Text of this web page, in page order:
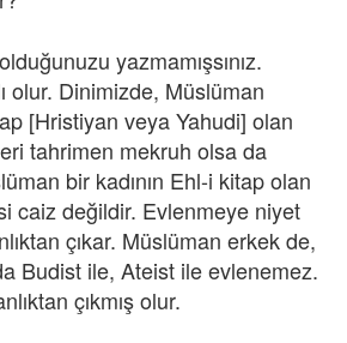
yazmamışsınız.
olur. Dinimizde, Müslüman
[Hristiyan veya Yahudi] olan
tahrimen mekruh olsa da
bir kadının Ehl-i kitap olan
caiz değildir. Evlenmeye niyet
çıkar. Müslüman erkek de,
Budist ile, Ateist ile evlenemez.
çıkmış olur.